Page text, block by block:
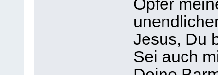
Opfer
Jesus, Du
Sei auch